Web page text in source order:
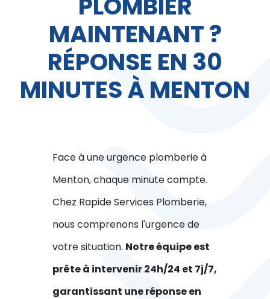
MAINTENANT ?
RÉPONSE EN 30
MINUTES À MENTON
Face à une urgence plomberie à
Menton, chaque minute compte.
Chez Rapide Services Plomberie,
nous comprenons l'urgence de
votre situation. Notre équipe est
prête à intervenir 24h/24 et 7j/7,
garantissant une réponse en